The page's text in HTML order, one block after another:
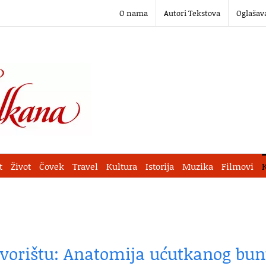
O nama Autori Tekstova
Život Čovek Travel Kultura Istorija Muzika Filmovi
Anatomija ućutkanog